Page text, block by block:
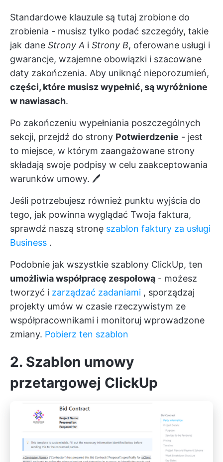
Standardowe klauzule są tutaj zrobione do
zrobienia - musisz tylko podać szczegóły, takie
jak dane Strony A i Strony B, oferowane usługi i
gwarancje, wzajemne obowiązki i szacowane
daty zakończenia. Aby uniknąć nieporozumień,
części, które musisz wypełnić, są wyróżnione
w nawiasach.
Po zakończeniu wypełniania poszczególnych
sekcji, przejdź do strony Potwierdzenie - jest
to miejsce, w którym zaangażowane strony
składają swoje podpisy w celu zaakceptowania
warunków umowy. 🖊️
Jeśli potrzebujesz również punktu wyjścia do
tego, jak powinna wyglądać Twoja faktura,
sprawdź naszą stronę szablon faktury za usługi
Business .
Podobnie jak wszystkie szablony ClickUp, ten
umożliwia współpracę zespołową - możesz
tworzyć i zarządzać zadaniami , sporządzaj
projekty umów w czasie rzeczywistym ze
współpracownikami i monitoruj wprowadzone
zmiany. Pobierz ten szablon
2. Szablon umowy
przetargowej ClickUp